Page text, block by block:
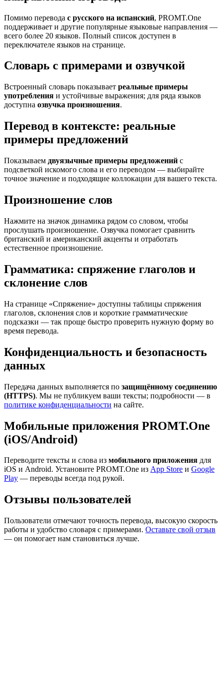
Помимо перевода с русского на испанский, PROMT.One
поддерживает и другие популярные языковые направления —
всего более 20 языков. Полный список доступен в
переключателе языков на странице.
Словарь с примерами и озвучкой
Встроенный словарь показывает реальные примеры
употребления и устойчивые выражения; для ряда языков
доступна озвучка произношения.
Перевод в контексте: реальные
примеры предложений
Показываем двуязычные примеры предложений с
подсветкой искомого слова и его переводом — выбирайте
точное значение и подходящие коллокации для вашего текста.
Произношение слов
Нажмите на значок динамика рядом со словом, чтобы
прослушать произношение. Озвучка помогает сравнить
британский и американский акценты и отработать
естественное произношение.
Грамматика: спряжение глаголов и
склонение слов
На странице «Спряжение» доступны таблицы спряжения
глаголов, склонения слов и короткие грамматические
подсказки — так проще быстро проверить нужную форму во
время перевода.
Конфиденциальность и безопасность
данных
Передача данных выполняется по защищённому соединению
(HTTPS). Мы не публикуем ваши тексты; подробности — в
политике конфиденциальности на сайте.
Мобильные приложения PROMT.One
(iOS/Android)
Переводите тексты и слова из мобильного приложения для
iOS и Android. Установите PROMT.One из App Store и Google
Play — переводы всегда под рукой.
Отзывы пользователей
Пользователи отмечают точность перевода, высокую скорость
работы и удобство словаря с примерами. Оставьте свой отзыв
— он помогает нам становиться лучше.